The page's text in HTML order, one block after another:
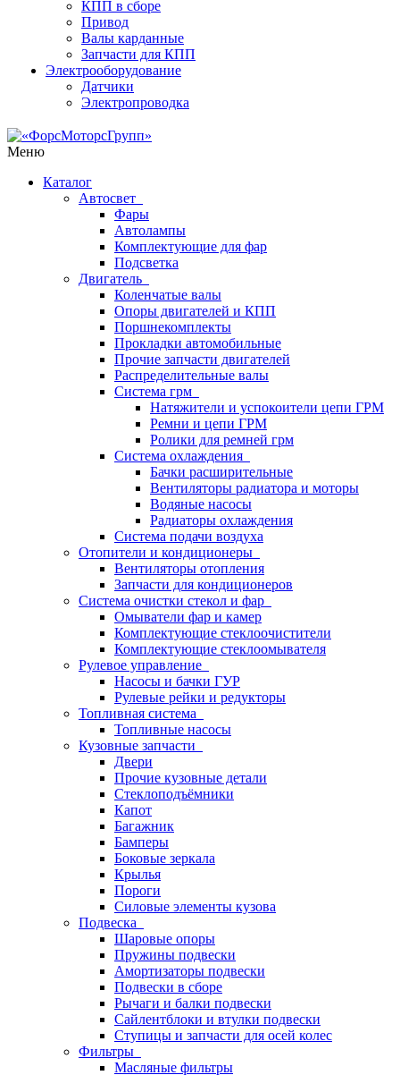
КПП в сборе
Привод
Валы карданные
Запчасти для КПП
Электрооборудование
Датчики
Электропроводка
Меню
Каталог
Автосвет
Фары
Автолампы
Комплектующие для фар
Подсветка
Двигатель
Коленчатые валы
Опоры двигателей и КПП
Поршнекомплекты
Прокладки автомобильные
Прочие запчасти двигателей
Распределительные валы
Система грм
Натяжители и успокоители цепи ГРМ
Ремни и цепи ГРМ
Ролики для ремней грм
Система охлаждения
Бачки расширительные
Вентиляторы радиатора и моторы
Водяные насосы
Радиаторы охлаждения
Система подачи воздуха
Отопители и кондиционеры
Вентиляторы отопления
Запчасти для кондиционеров
Система очистки стекол и фар
Омыватели фар и камер
Комплектующие стеклоочистители
Комплектующие стеклоомывателя
Рулевое управление
Насосы и бачки ГУР
Рулевые рейки и редукторы
Топливная система
Топливные насосы
Кузовные запчасти
Двери
Прочие кузовные детали
Стеклоподъёмники
Капот
Багажник
Бамперы
Боковые зеркала
Крылья
Пороги
Силовые элементы кузова
Подвеска
Шаровые опоры
Пружины подвески
Амортизаторы подвески
Подвески в сборе
Рычаги и балки подвески
Сайлентблоки и втулки подвески
Ступицы и запчасти для осей колес
Фильтры
Масляные фильтры